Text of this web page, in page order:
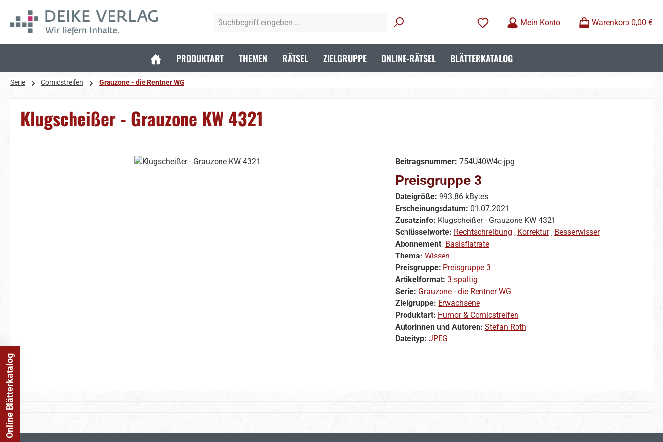
Hauptinhalt springen
Zur Suche springen
Zur Hauptnavigation springen
Mein Konto
Warenkorb 0,00 €
PRODUKTART THEMEN RÄTSEL ZIELGRUPPE ONLINE-RÄTSEL BLÄTTERKATALOG
Serie Comicstreifen Grauzone - die Rentner WG
Klugscheißer - Grauzone KW 4321
Beitragsnummer: 754U40W4c-jpg
Preisgruppe 3
Dateigröße: 993.86 kBytes
Erscheinungsdatum: 01.07.2021
Zusatzinfo: Klugscheißer - Grauzone KW 4321
Schlüsselworte: Rechtschreibung , Korrektur, Besserwisser
Abonnement: Basisflatrate
Thema: Wissen
Preisgruppe: Preisgruppe 3
Artikelformat: 3-spaltig
Serie: Grauzone - die Rentner WG
Zielgruppe: Erwachsene
Produktart: Humor & Comicstreifen
Autorinnen und Autoren: Stefan Roth
Dateityp: JPEG
Online Blätterkatalog